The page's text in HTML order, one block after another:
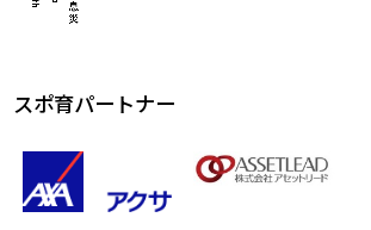
スポ育パートナー